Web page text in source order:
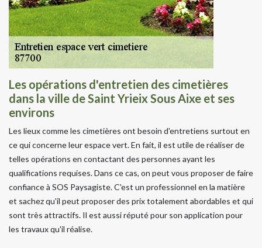
Les opérations d'entretien des cimetières
dans la ville de Saint Yrieix Sous Aixe et ses
environs
Les lieux comme les cimetières ont besoin d'entretiens surtout en
ce qui concerne leur espace vert. En fait, il est utile de réaliser de
telles opérations en contactant des personnes ayant les
qualifications requises. Dans ce cas, on peut vous proposer de faire
confiance à SOS Paysagiste. C'est un professionnel en la matière
et sachez qu'il peut proposer des prix totalement abordables et qui
sont très attractifs. Il est aussi réputé pour son application pour
les travaux qu'il réalise.